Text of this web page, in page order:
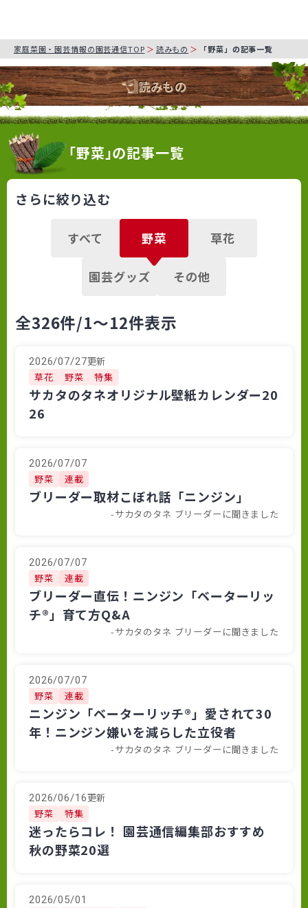
家庭菜園・園芸情報の園芸通信TOP 読みもの 「野菜」の記事一覧
読みもの
「野菜」の記事一覧
さらに絞り込む
すべて 野菜 草花
園芸グッズ その他
全326件/1～12件表示
2026/07/27更新
草花
野菜 特集
サカタのタネオリジナル壁紙カレンダー20
26
2026/07/07
野菜 連載
ブリーダー取材こぼれ話「ニンジン」
-サカタのタネ ブリーダーに聞きました
2026/07/07
野菜 連載
ブリーダー直伝！ニンジン「ベーターリッ
チ®」育て方Q&A
-サカタのタネ ブリーダーに聞きました
2026/07/07
野菜 連載
ニンジン「ベーターリッチ®」愛されて30
年！ニンジン嫌いを減らした立役者
-サカタのタネ ブリーダーに聞きました
2026/06/16更新
野菜
特集
迷ったらコレ！ 園芸通信編集部おすすめ
秋の野菜20選
2026/05/01